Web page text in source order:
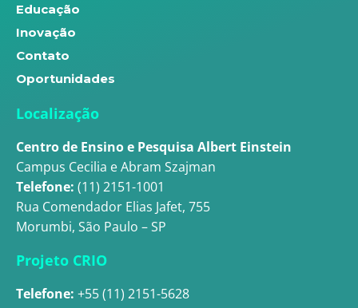
Educação
Inovação
Contato
Oportunidades
Localização
Centro de Ensino e Pesquisa Albert Einstein
Campus Cecilia e Abram Szajman
Telefone: (11) 2151-1001
Rua Comendador Elias Jafet, 755
Morumbi, São Paulo – SP
Projeto CRIO
Telefone: +55 (11) 2151-5628